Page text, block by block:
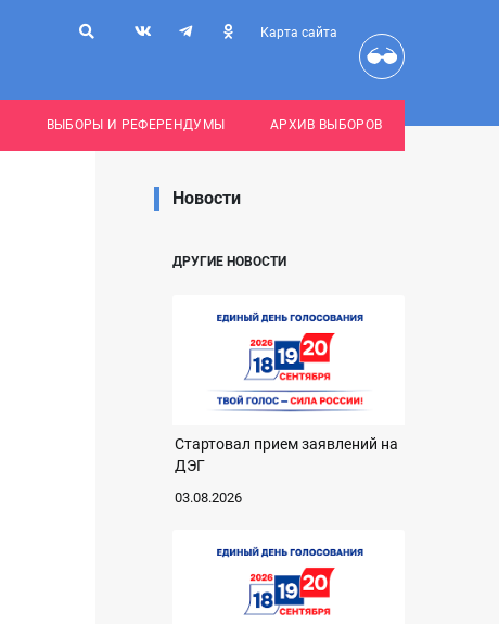
Карта сайта
ВЫБОРЫ И РЕФЕРЕНДУМЫ АРХИВ ВЫБОРОВ
Новости
ДРУГИЕ НОВОСТИ
Стартовал прием заявлений на
ДЭГ
03.08.2026